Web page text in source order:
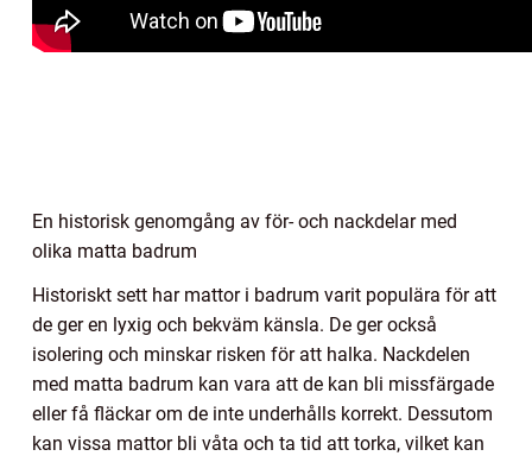
En historisk genomgång av för- och nackdelar med
olika matta badrum
Historiskt sett har mattor i badrum varit populära för att
de ger en lyxig och bekväm känsla. De ger också
isolering och minskar risken för att halka. Nackdelen
med matta badrum kan vara att de kan bli missfärgade
eller få fläckar om de inte underhålls korrekt. Dessutom
kan vissa mattor bli våta och ta tid att torka, vilket kan